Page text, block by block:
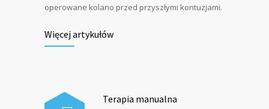
operowane kolano przed przyszłymi kontuzjami.
Więcej artykułów
Terapia manualna